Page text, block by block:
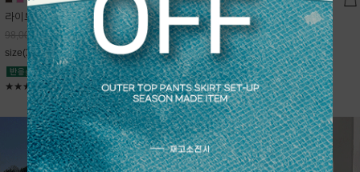
라이트데님 핀턱 스커트
98,000원 68,600원
size(XS,S,M,L)
★★★★★5
블룸 하이넥 니트집업
Sold Out
free(44~66)
★★★★★4.9